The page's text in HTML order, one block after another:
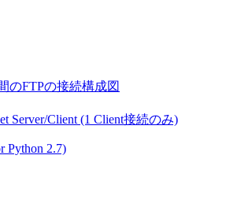
のFTPの接続構成図
Server/Client (1 Client接続のみ)
Python 2.7)